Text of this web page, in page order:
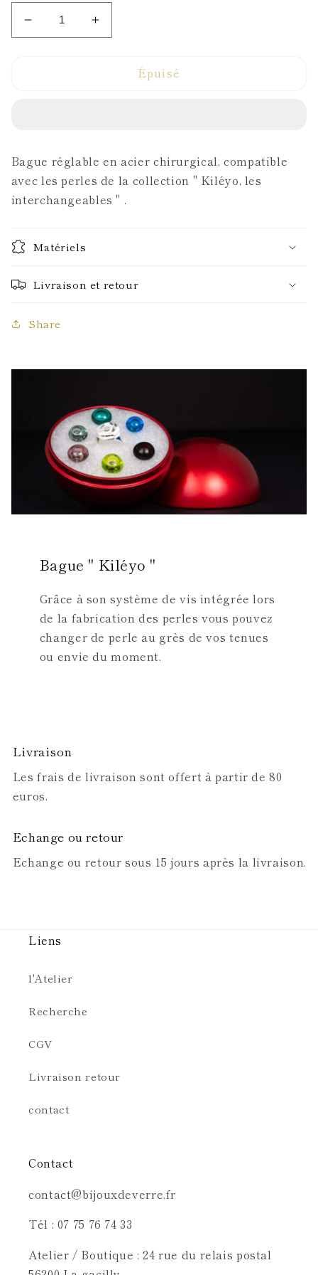
Réduire
la
Augmenter
la
Épuisé
Bague réglable en acier chirurgical, compatible
avec les perles de la collection " Kiléyo, les
interchangeables " .
Matériels
Livraison et retour
Share
Bague " Kiléyo "
Grâce à son système de vis intégrée lors
de la fabrication des perles vous pouvez
changer de perle au grès de vos tenues
ou envie du moment.
Livraison
Les frais de livraison sont offert à partir de 80
euros.
Echange ou retour
Echange ou retour sous 15 jours après la livraison.
Liens
l'Atelier
Recherche
CGV
Livraison retour
contact
Contact
contact@bijouxdeverre.fr
Tél : 07 75 76 74 33
Atelier / Boutique : 24 rue du relais postal